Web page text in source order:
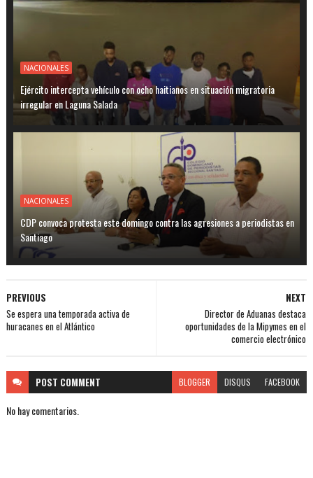
NACIONALES
Ejército intercepta vehículo con ocho haitianos en situación migratoria
irregular en Laguna Salada
NACIONALES
CDP convoca protesta este domingo contra las agresiones a periodistas en
Santiago
NEXT
Director de Aduanas destaca
oportunidades de la Mipymes en el
comercio electrónico
PREVIOUS
Se espera una temporada activa de
huracanes en el Atlántico
POST COMMENT BLOGGER DISQUS FACEBOOK
No hay comentarios.